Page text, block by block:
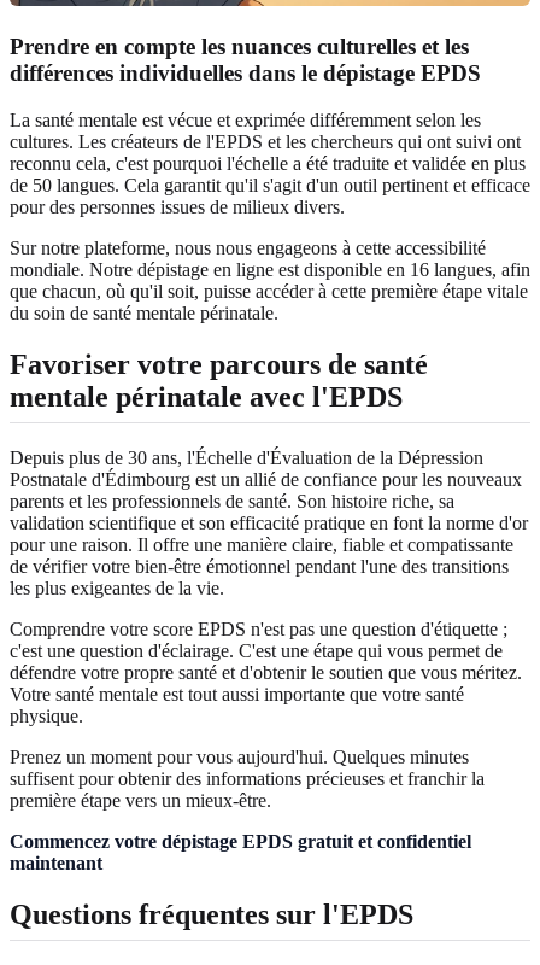
Prendre en compte les nuances culturelles et les
différences individuelles dans le dépistage EPDS
La santé mentale est vécue et exprimée différemment selon les
cultures. Les créateurs de l'EPDS et les chercheurs qui ont suivi ont
reconnu cela, c'est pourquoi l'échelle a été traduite et validée en plus
de 50 langues. Cela garantit qu'il s'agit d'un outil pertinent et efficace
pour des personnes issues de milieux divers.
Sur notre plateforme, nous nous engageons à cette accessibilité
mondiale. Notre dépistage en ligne est disponible en 16 langues, afin
que chacun, où qu'il soit, puisse accéder à cette première étape vitale
du soin de santé mentale périnatale.
Favoriser votre parcours de santé
mentale périnatale avec l'EPDS
Depuis plus de 30 ans, l'Échelle d'Évaluation de la Dépression
Postnatale d'Édimbourg est un allié de confiance pour les nouveaux
parents et les professionnels de santé. Son histoire riche, sa
validation scientifique et son efficacité pratique en font la norme d'or
pour une raison. Il offre une manière claire, fiable et compatissante
de vérifier votre bien‑être émotionnel pendant l'une des transitions
les plus exigeantes de la vie.
Comprendre votre score EPDS n'est pas une question d'étiquette ;
c'est une question d'éclairage. C'est une étape qui vous permet de
défendre votre propre santé et d'obtenir le soutien que vous méritez.
Votre santé mentale est tout aussi importante que votre santé
physique.
Prenez un moment pour vous aujourd'hui. Quelques minutes
suffisent pour obtenir des informations précieuses et franchir la
première étape vers un mieux-être.
Commencez votre dépistage EPDS gratuit et confidentiel
maintenant
Questions fréquentes sur l'EPDS